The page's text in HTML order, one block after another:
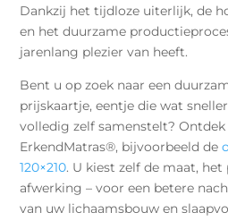
Dankzij het tijdloze uiterlijk, de
en het duurzame
jarenlang plezier van heeft.
Bent u op zoek naar een
prijskaartje, eentje die wat
volledig zelf samenstelt?
ErkendMatras®, bijvoorbeeld de
120×210. U kiest zelf de maat,
afwerking – voor een betere
van uw lichaamsbouw en